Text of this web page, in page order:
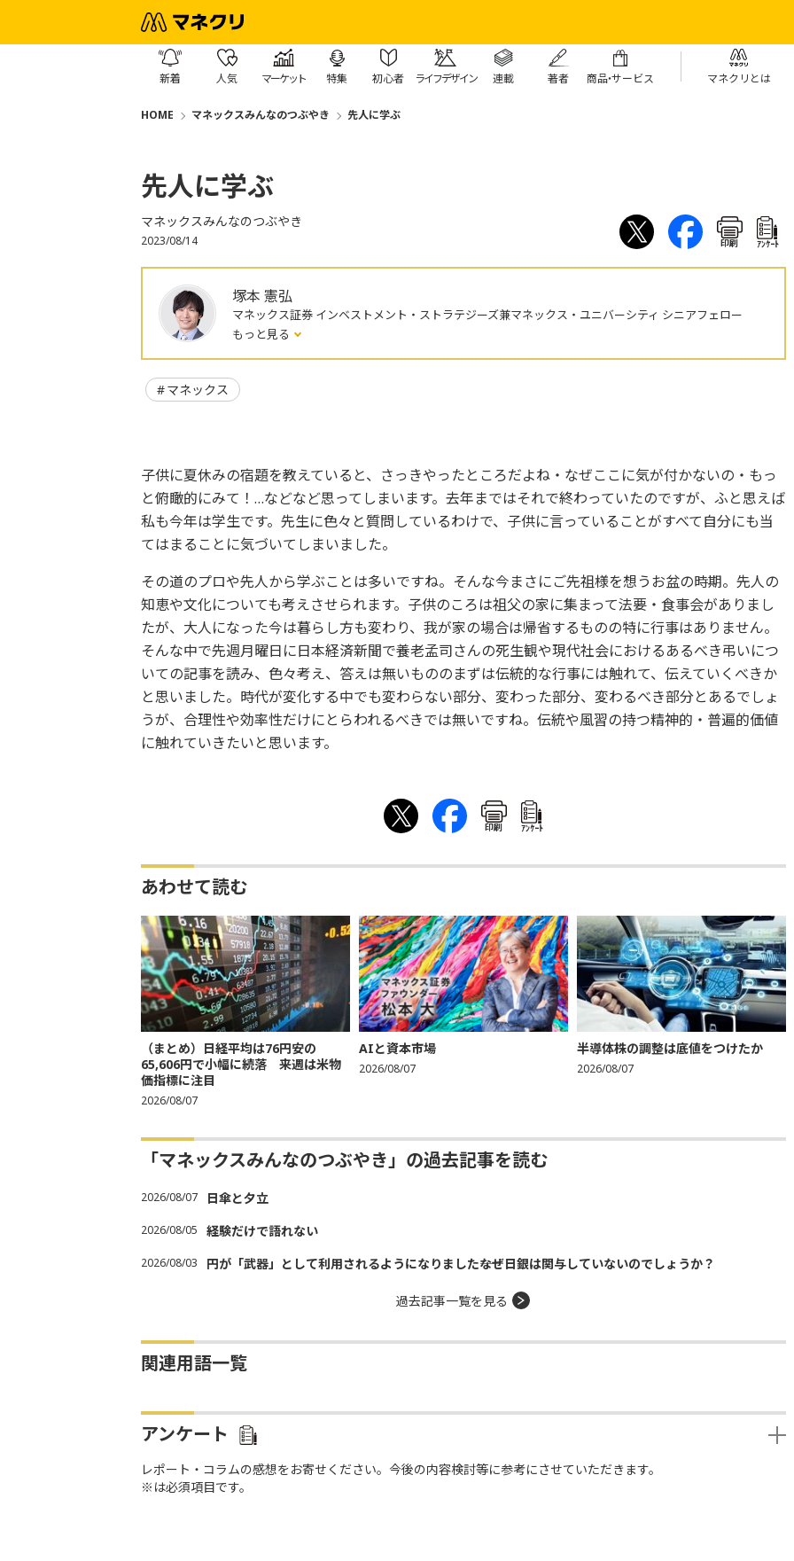
新着 人気 マーケット 特集 初心者 ライフデザイン 連載 著者 商品・サービス マネクリとは
HOME マネックスみんなのつぶやき 先人に学ぶ
先人に学ぶ
マネックスみんなのつぶやき
2023/08/14 印刷 ｱﾝｹｰﾄ
塚本 憲弘
マネックス証券 インベストメント・ストラテジーズ兼マネックス・ユニバーシティ シニアフェロー
もっと見る
マネックス
子供に夏休みの宿題を教えていると、さっきやったところだよね・なぜここに気が付かないの・もっ
と俯瞰的にみて！…などなど思ってしまいます。去年まではそれで終わっていたのですが、ふと思えば
私も今年は学生です。先生に色々と質問しているわけで、子供に言っていることがすべて自分にも当
てはまることに気づいてしまいました。
その道のプロや先人から学ぶことは多いですね。そんな今まさにご先祖様を想うお盆の時期。先人の
知恵や文化についても考えさせられます。子供のころは祖父の家に集まって法要・食事会がありまし
たが、大人になった今は暮らし方も変わり、我が家の場合は帰省するものの特に行事はありません。
そんな中で先週月曜日に日本経済新聞で養老孟司さんの死生観や現代社会におけるあるべき弔いにつ
いての記事を読み、色々考え、答えは無いもののまずは伝統的な行事には触れて、伝えていくべきか
と思いました。時代が変化する中でも変わらない部分、変わった部分、変わるべき部分とあるでしょ
うが、合理性や効率性だけにとらわれるべきでは無いですね。伝統や風習の持つ精神的・普遍的価値
に触れていきたいと思います。
印刷 ｱﾝｹｰﾄ
あわせて読む
（まとめ）日経平均は76円安の
65,606円で小幅に続落 来週は米物
価指標に注目
2026/08/07
AIと資本市場
2026/08/07
半導体株の調整は底値をつけたか
2026/08/07
「マネックスみんなのつぶやき」の過去記事を読む
2026/08/07 日傘と夕立
2026/08/05 経験だけで語れない
2026/08/03 円が「武器」として利用されるようになりました――なぜ日銀は関与していないのでしょうか？
過去記事一覧を見る
関連用語一覧
アンケート
レポート・コラムの感想をお寄せください。今後の内容検討等に参考にさせていただきます。
※は必須項目です。